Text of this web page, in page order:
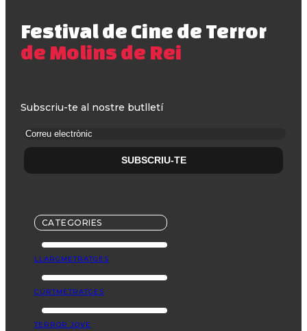
Festival de Cine de Terror
de Molins de Rei
Subscriu-te al nostre butlletí
CATEGORIES
LLARGMETRATGES
CURTMETRATGES
TERROR JOVE